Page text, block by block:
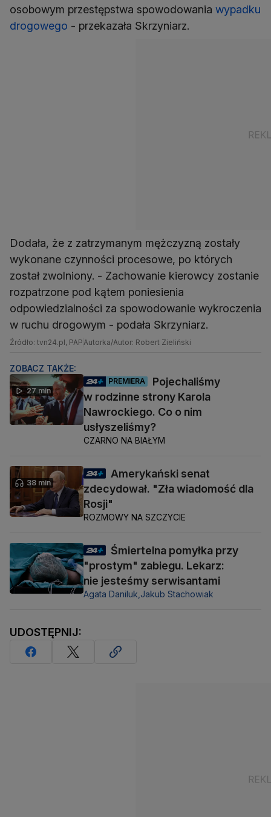
osobowym przestępstwa spowodowania wypadku
drogowego - przekazała Skrzyniarz.
Dodała, że z zatrzymanym mężczyzną zostały
wykonane czynności procesowe, po których
został zwolniony. - Zachowanie kierowcy zostanie
rozpatrzone pod kątem poniesienia
odpowiedzialności za spowodowanie wykroczenia
w ruchu drogowym - podała Skrzyniarz.
Źródło: tvn24.pl, PAP Autorka/Autor: Robert Zieliński
ZOBACZ TAKŻE:
27 min
PREMIERA
Pojechaliśmy
w rodzinne strony Karola
Nawrockiego. Co o nim
usłyszeliśmy?
CZARNO NA BIAŁYM
38 min
Amerykański senat
zdecydował. "Zła wiadomość dla
Rosji"
ROZMOWY NA SZCZYCIE
Śmiertelna pomyłka przy
"prostym" zabiegu. Lekarz:
nie jesteśmy serwisantami
Agata Daniluk, Jakub Stachowiak
UDOSTĘPNIJ: